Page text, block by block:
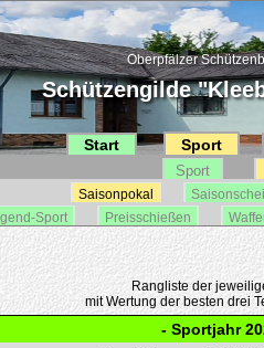
Oberpfälzer
Schützengilde
Start Sport
Sport
Saisonpokal
Sport
Preisschießen
Rangliste der
mit Wertung der besten drei
- Sportjahr